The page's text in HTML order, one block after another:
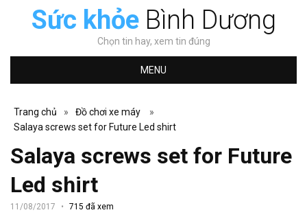
Sức khỏeBình Dương
Chọn tin hay, xem tin đúng
MENU
Trang chủ » Đồ chơi xe máy
»
Salaya screws set for Future Led shirt
Salaya screws set for Future
Led shirt
11/08/2017 715 đã xem